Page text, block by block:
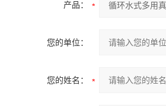
产品：
您的单位：
您的姓名：